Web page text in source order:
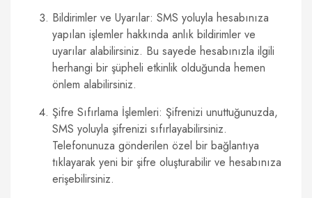
Bildirimler ve Uyarılar: SMS yoluyla hesabınıza
yapılan işlemler hakkında anlık bildirimler ve
uyarılar alabilirsiniz. Bu sayede hesabınızla ilgili
herhangi bir şüpheli etkinlik olduğunda hemen
önlem alabilirsiniz.
Şifre Sıfırlama İşlemleri: Şifrenizi unuttuğunuzda,
SMS yoluyla şifrenizi sıfırlayabilirsiniz.
Telefonunuza gönderilen özel bir bağlantıya
tıklayarak yeni bir şifre oluşturabilir ve hesabınıza
erişebilirsiniz.